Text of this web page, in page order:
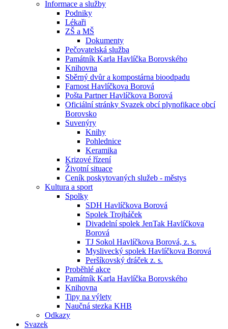
Informace a služby
Podniky
Lékaři
ZŠ a MŠ
Dokumenty
Pečovatelská služba
Památník Karla Havlíčka Borovského
Knihovna
Sběrný dvůr a kompostárna bioodpadu
Farnost Havlíčkova Borová
Pošta Partner Havlíčkova Borová
Oficiální stránky Svazek obcí plynofikace obcí
Borovsko
Suvenýry
Knihy
Pohlednice
Keramika
Krizové řízení
Životní situace
Ceník poskytovaných služeb - městys
Kultura a sport
Spolky
SDH Havlíčkova Borová
Spolek Trojháček
Divadelní spolek JenTak Havlíčkova
Borová
TJ Sokol Havlíčkova Borová, z. s.
Myslivecký spolek Havlíčkova Borová
Peršíkovský dráček z. s.
Proběhlé akce
Památník Karla Havlíčka Borovského
Knihovna
Tipy na výlety
Naučná stezka KHB
Odkazy
Svazek